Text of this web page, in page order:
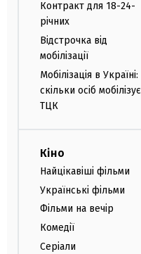
Контракт для 18-24-
річних
Відстрочка від
мобілізації
Мобілізація в Україні:
скільки осіб мобілізує
ТЦК
Кіно
Найцікавіші фільми
Українські фільми
Фільми на вечір
Комедії
Серіали